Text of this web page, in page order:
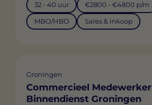
32 - 40 uur €2800 - €4800 p/m
MBO/HBO Sales & inkoop
Groningen
Commercieel Medewerker
Binnendienst Groningen